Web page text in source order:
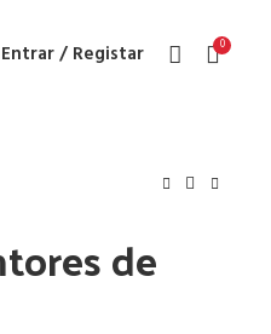
Entrar / Registar 0
de